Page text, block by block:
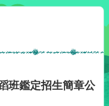
班鑑定招生簡章公